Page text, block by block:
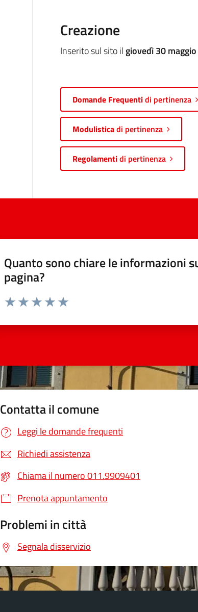
Creazione
Inserito sul sito il giovedì 30
Domande Frequentidi pertinenza
Modulisticadi pertinenza
Regolamentidi pertinenza
Quanto sono chiare le informazioni
pagina?
Valuta da 1 a 5 stelle la pagina
Contatta il comune
Leggi le domande frequenti
Richiedi assistenza
Chiama il numero 011.9909401
Prenota appuntamento
Problemi in città
Segnala disservizio